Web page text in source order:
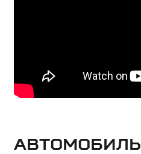
Автомобиль